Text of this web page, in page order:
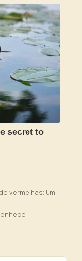
vermelhas: Um